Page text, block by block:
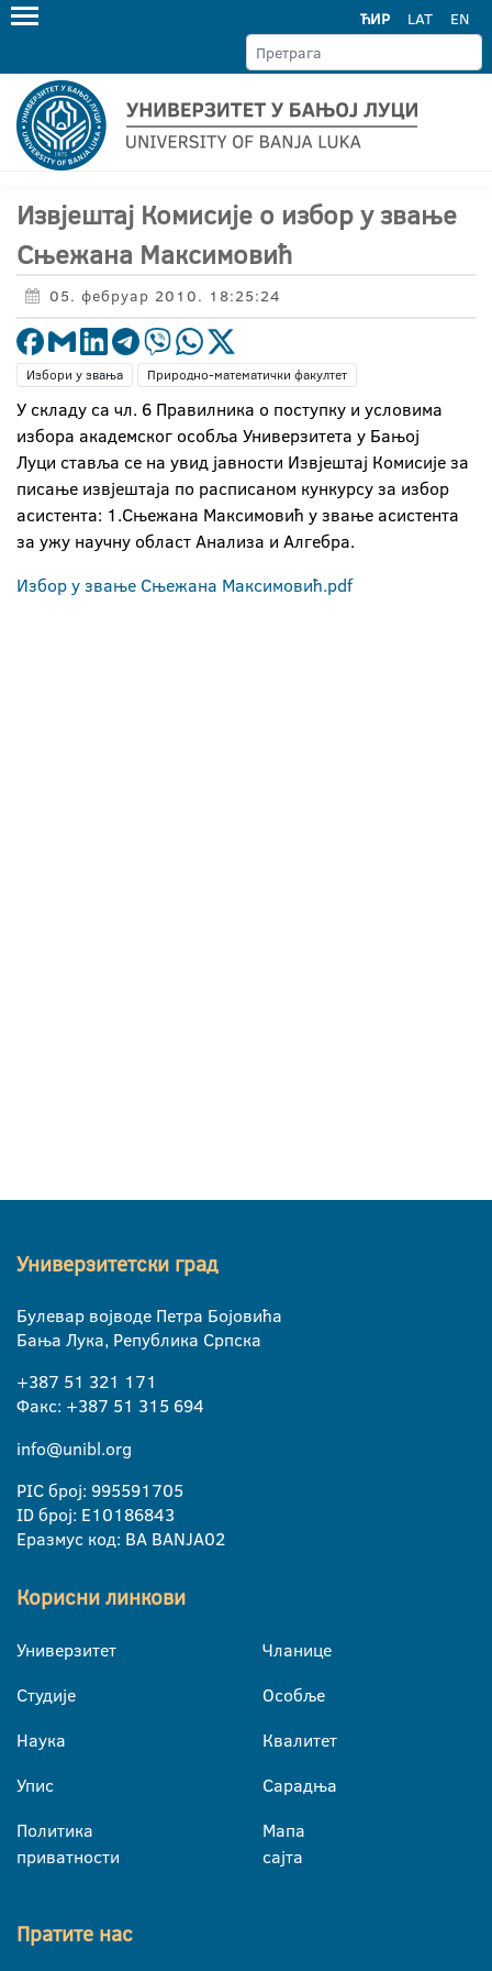
ЋИР LAT EN
Извјештај Комисије о избор у звање
Сњежана Максимовић
05. фебруар 2010. 18:25:24
Избори у звања Природно-математички факултет
У складу са чл. 6 Правилника о поступку и условима
избора академског особља Универзитета у Бањој
Луци ставља се на увид јавности Извјештај Комисије за
писање извјештаја по расписаном кункурсу за избор
асистента: 1.Сњежана Максимовић у звање асистента
за ужу научну област Анализа и Алгебра.
Избор у звање Сњежана Максимовић.pdf
Универзитетски град
Булевар војводе Петра Бојовића
Бања Лука, Република Српска
+387 51 321 171
Факс: +387 51 315 694
info@unibl.org
PIC број: 995591705
ID број: E10186843
Еразмус код: BA BANJA02
Корисни линкови
Универзитет
Студије
Наука
Упис
Политика
приватности
Чланице
Особље
Квалитет
Сарадња
Мапа
сајта
Пратите нас